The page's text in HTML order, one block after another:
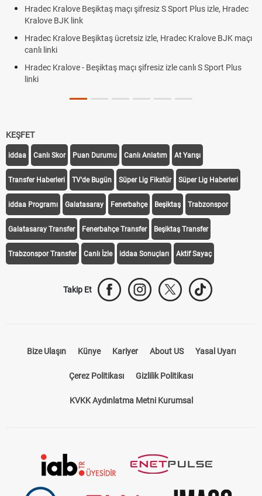
Hradec Kralove Beşiktaş maçı şifresiz S Sport Plus izle, Hradec
Kralove BJK link
Hradec Kralove Beşiktaş ücretsiz izle, Hradec Kralove BJK maçı
canlı linki
Hradec Kralove - Beşiktaş maçı şifresiz izle canlı S Sport Plus
linki
KEŞFET
iddaa Canlı Skor Puan Durumu Canlı Anlatım At Yarışı
Transfer Haberleri TV'de Bugün Süper Lig Fikstür Süper Lig Haberleri
iddaa Programı Galatasaray Fenerbahçe Beşiktaş Trabzonspor
Galatasaray Transfer Fenerbahçe Transfer Beşiktaş Transfer
Trabzonspor Transfer Canlı İzle iddaa Sonuçları Aktif Sayaç
Takip Et
Bize Ulaşın Künye Kariyer About US Yasal Uyarı
Çerez Politikası Gizlilik Politikası
KVKK Aydınlatma Metni Kurumsal